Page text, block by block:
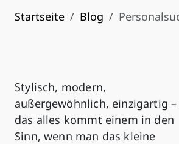
Startseite Blog
Stylisch, modern,
außergewöhnlich, einzigartig –
das alles kommt einem in den
Sinn, wenn man das kleine